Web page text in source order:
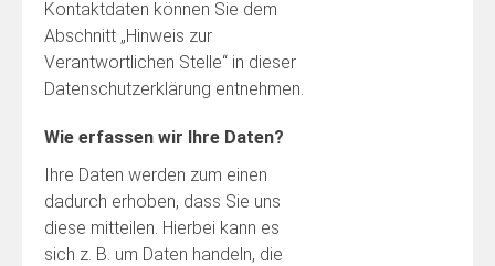
Kontaktdaten können Sie dem
Abschnitt „Hinweis zur
Verantwortlichen Stelle“ in dieser
Datenschutzerklärung entnehmen.
Wie erfassen wir Ihre Daten?
Ihre Daten werden zum einen
dadurch erhoben, dass Sie uns
diese mitteilen. Hierbei kann es
sich z. B. um Daten handeln, die